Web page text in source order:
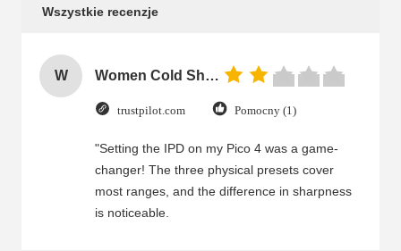
Wszystkie recenzje
W Women Cold Shoulder V Neck Rayon Blouse
trustpilot.com Pomocny (1)
"Setting the IPD on my Pico 4 was a game-
changer! The three physical presets cover
most ranges, and the difference in sharpness
is noticeable.